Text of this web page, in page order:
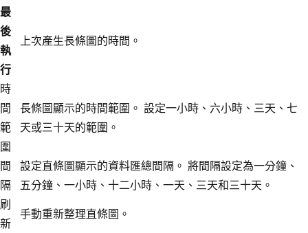
最
後
執
行
上次產生長條圖的時間。
時
間
範
圍
長條圖顯示的時間範圍。 設定一小時、六小時、三天、七
天或三十天的範圍。
間
隔
設定直條圖顯示的資料匯總間隔。 將間隔設定為一分鐘、
五分鐘、一小時、十二小時、一天、三天和三十天。
刷
新
手動重新整理直條圖。